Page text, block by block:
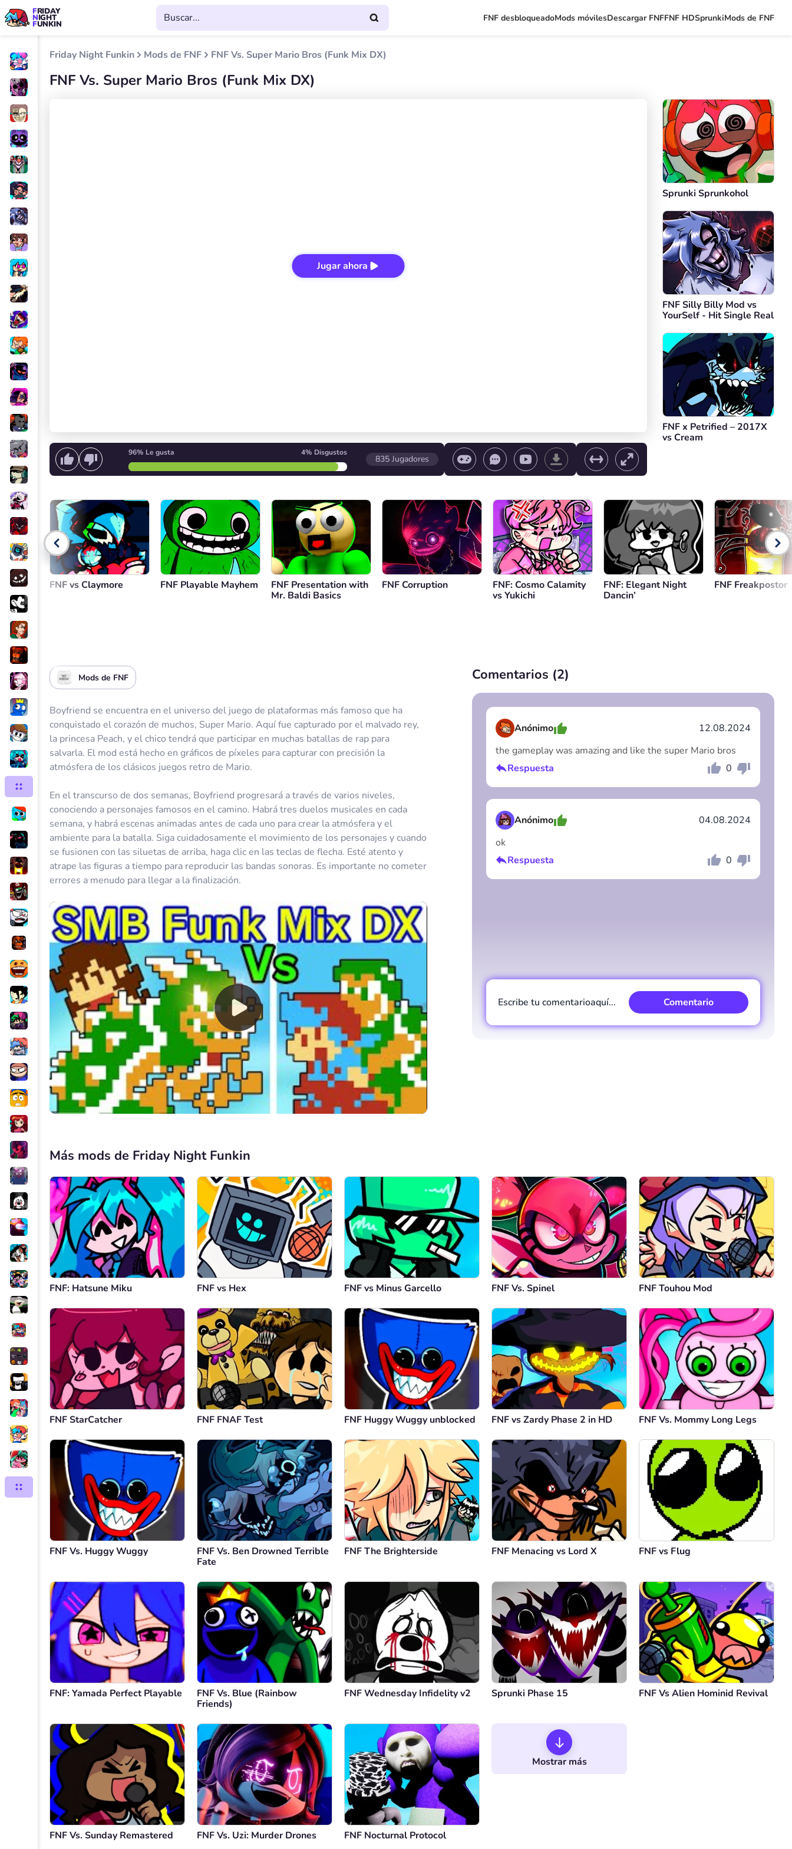
FRIDAY
NIGHT
FUNKIN
FNF desbloqueadoMods móvilesDescargar FNFFNF HDSprunkiMods de FNF
Friday Night Funkin Mods de FNF FNF Vs. Super Mario Bros (Funk Mix DX)
FNF Vs. Super Mario Bros (Funk Mix DX)
Jugar ahora
96% Le gusta 4% Disgustos
835 Jugadores
Empieza a cantar o Iniciar el juego/ Detener el juego/ Seleccionar un nivel
Control de volumen Volver
Sprunki Sprunkohol
FNF Silly Billy Mod vs
YourSelf - Hit Single Real
FNF x Petrified – 2017X
vs Cream
FNF vs Claymore FNF Playable Mayhem
FNF Presentation with
Mr. Baldi Basics
FNF Corruption
FNF: Cosmo Calamity
vs Yukichi
FNF: Elegant Night
Dancin’
FNF Freakpostor
Mods de FNF
Boyfriend se encuentra en el universo del juego de plataformas más famoso que ha
conquistado el corazón de muchos, Super Mario. Aquí fue capturado por el malvado rey,
la princesa Peach, y el chico tendrá que participar en muchas batallas de rap para
salvarla. El mod está hecho en gráficos de píxeles para capturar con precisión la
atmósfera de los clásicos juegos retro de Mario.
En el transcurso de dos semanas, Boyfriend progresará a través de varios niveles,
conociendo a personajes famosos en el camino. Habrá tres duelos musicales en cada
semana, y habrá escenas animadas antes de cada uno para crear la atmósfera y el
ambiente para la batalla. Siga cuidadosamente el movimiento de los personajes y cuando
se fusionen con las siluetas de arriba, haga clic en las teclas de flecha. Esté atento y
atrape las figuras a tiempo para reproducir las bandas sonoras. Es importante no cometer
errores a menudo para llegar a la finalización.
/ 41:13
Comentarios (2)
Anónimo
12.08.2024
the gameplay was amazing and like the super Mario bros
Respuesta
0
Cancelar Comentario
Anónimo
04.08.2024
ok
Respuesta
0
Escribe tu comentarioaquí... Comentario
Más mods de Friday Night Funkin
FNF: Hatsune Miku FNF vs Hex FNF vs Minus Garcello FNF Vs. Spinel FNF Touhou Mod
FNF StarCatcher FNF FNAF Test FNF Huggy Wuggy unblocked FNF vs Zardy Phase 2 in HD FNF Vs. Mommy Long Legs
FNF Vs. Huggy Wuggy
FNF Vs. Ben Drowned Terrible
Fate
FNF The Brighterside FNF Menacing vs Lord X FNF vs Flug
FNF: Yamada Perfect Playable
FNF Vs. Blue (Rainbow
Friends)
FNF Wednesday Infidelity v2 Sprunki Phase 15 FNF Vs Alien Hominid Revival
FNF Vs. Sunday Remastered FNF Vs. Uzi: Murder Drones FNF Nocturnal Protocol
Mostrar más